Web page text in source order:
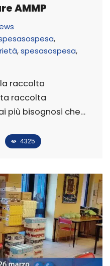
AMMP
,
,spesasospesa,
raccolta
raccolta
più bisognosi che…
4325